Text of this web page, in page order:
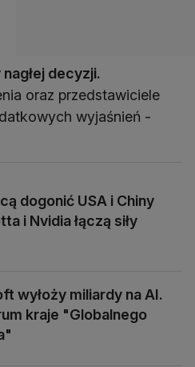
decyzji.
oraz przedstawiciele
wyjaśnień -
dogonić USA i Chiny
i Nvidia łączą siły
wyłoży miliardy na AI.
kraje "Globalnego